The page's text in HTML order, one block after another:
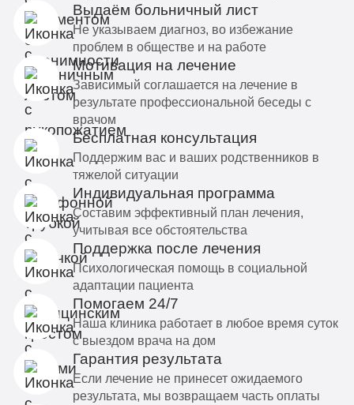
Выдаём больничный лист
Не указываем диагноз, во избежание
проблем в обществе и на работе
Мотивация на лечение
Зависимый соглашается на лечение в
результате профессиональной беседы с
врачом
Бесплатная консультация
Поддержим вас и ваших родственников в
тяжелой ситуации
Индивидуальная программа
Составим эффективный план лечения,
учитывая все обстоятельства
Поддержка после лечения
Психологическая помощь в социальной
адаптации пациента
Помогаем 24/7
Наша клиника работает в любое время суток
с выездом врача на дом
Гарантия результата
Если лечение не принесет ожидаемого
результата, мы возвращаем часть оплаты